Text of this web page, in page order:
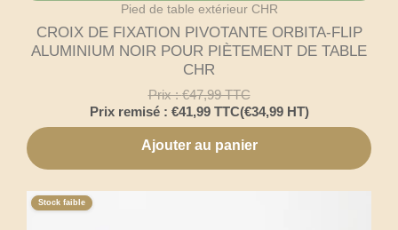
Pied de table extérieur CHR
CROIX DE FIXATION PIVOTANTE ORBITA-FLIP
ALUMINIUM NOIR POUR PIÈTEMENT DE TABLE
CHR
Prix :€47,99TTC
Prix remisé : €41,99TTC(€34,99HT)
Ajouter au panier
Stock faible